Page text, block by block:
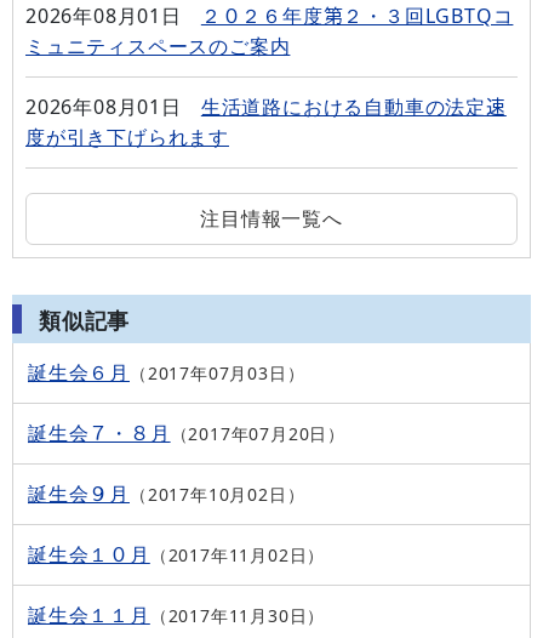
2026年08月01日
２０２６年度第２・３回LGBTQコ
ミュニティスペースのご案内
2026年08月01日
生活道路における自動車の法定速
度が引き下げられます
注目情報一覧へ
類似記事
誕生会６月 2017年07月03日
誕生会７・８月 2017年07月20日
誕生会９月 2017年10月02日
誕生会１０月 2017年11月02日
誕生会１１月 2017年11月30日